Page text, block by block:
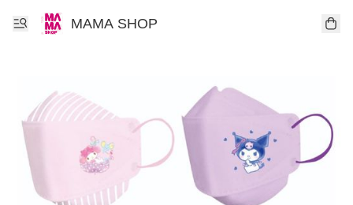
MAMA SHOP